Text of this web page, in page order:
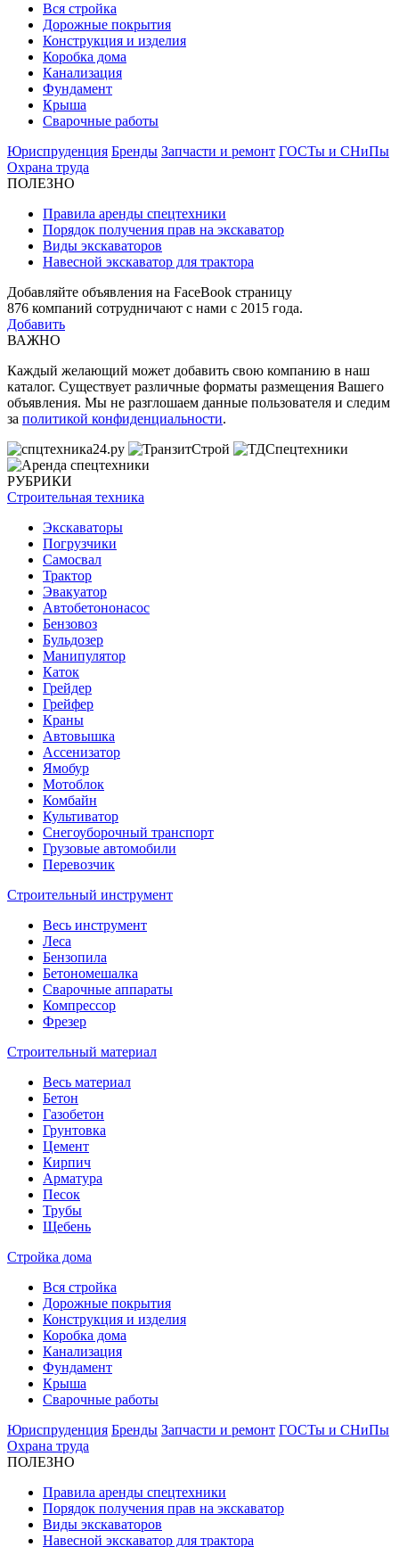
Вся стройка
Дорожные покрытия
Конструкция и изделия
Коробка дома
Канализация
Фундамент
Крыша
Сварочные работы
Юриспруденция Бренды Запчасти и ремонт ГОСТы и СНиПы
Охрана труда
ПОЛЕЗНО
Правила аренды спецтехники
Порядок получения прав на экскаватор
Виды экскаваторов
Навесной экскаватор для трактора
Добавляйте объявления на FaceBook страницу
876 компаний сотрудничают с нами с 2015 года.
Добавить
ВАЖНО
Каждый желающий может добавить свою компанию в наш
каталог. Существует различные форматы размещения Вашего
объявления. Мы не разглошаем данные пользователя и следим
за политикой конфиденциальности.
РУБРИКИ
Строительная техника
Экскаваторы
Погрузчики
Самосвал
Трактор
Эвакуатор
Автобетононасос
Бензовоз
Бульдозер
Манипулятор
Каток
Грейдер
Грейфер
Краны
Автовышка
Ассенизатор
Ямобур
Мотоблок
Комбайн
Культиватор
Снегоуборочный транспорт
Грузовые автомобили
Перевозчик
Строительный инструмент
Весь инструмент
Леса
Бензопила
Бетономешалка
Сварочные аппараты
Компрессор
Фрезер
Строительный материал
Весь материал
Бетон
Газобетон
Грунтовка
Цемент
Кирпич
Арматура
Песок
Трубы
Щебень
Стройка дома
Вся стройка
Дорожные покрытия
Конструкция и изделия
Коробка дома
Канализация
Фундамент
Крыша
Сварочные работы
Юриспруденция Бренды Запчасти и ремонт ГОСТы и СНиПы
Охрана труда
ПОЛЕЗНО
Правила аренды спецтехники
Порядок получения прав на экскаватор
Виды экскаваторов
Навесной экскаватор для трактора